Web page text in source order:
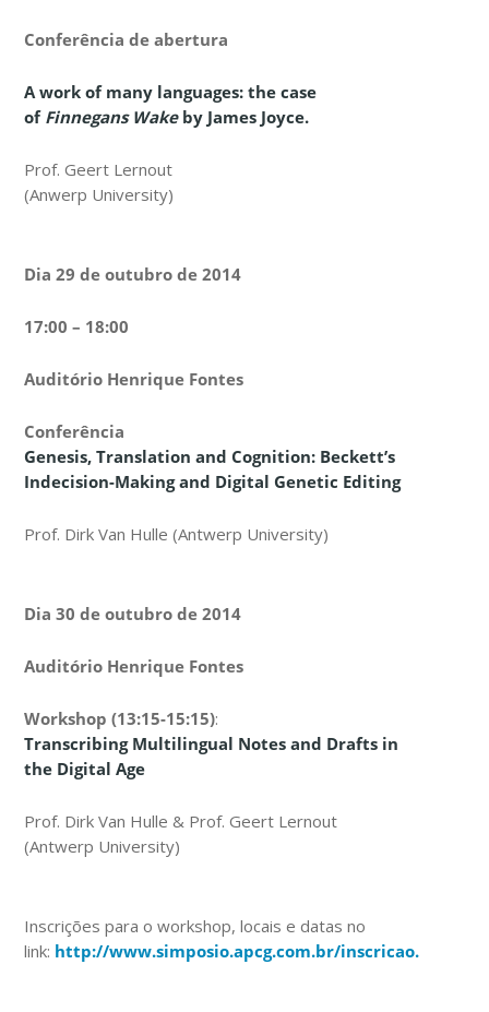
Conferência de abertura
A work of many languages: the case
of Finnegans Wakeby James Joyce.
Prof. Geert Lernout
(Anwerp University)
Dia 29 de outubro de 2014
17:00 – 18:00
Auditório Henrique Fontes
Conferência
Genesis, Translation and Cognition: Beckett’s
Indecision-Making and Digital Genetic Editing
Prof. Dirk Van Hulle (Antwerp University)
Dia 30 de outubro de 2014
Auditório Henrique Fontes
Workshop (13:15-15:15):
Transcribing Multilingual Notes and Drafts in
the Digital Age
Prof. Dirk Van Hulle & Prof. Geert Lernout
(Antwerp University)
Inscrições para o workshop, locais e datas no
link: http://www.simposio.apcg.com.br/inscricao.php